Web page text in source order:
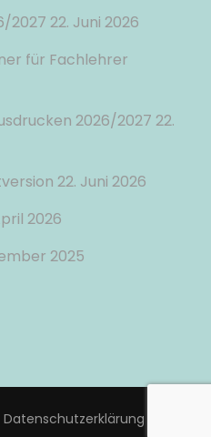
2027 22. Juni 2026
für Fachlehrer
2026/2027 22.
22. Juni 2026
2026
2025
Datenschutzerklärung